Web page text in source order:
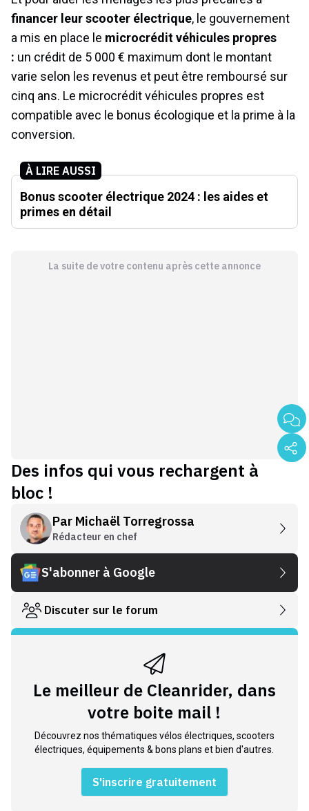
financer leur scooter électrique, le gouvernement
a mis en place le microcrédit véhicules propres
: un crédit de 5 000 € maximum dont le montant
varie selon les revenus et peut être remboursé sur
cinq ans. Le microcrédit véhicules propres est
compatible avec le bonus écologique et la prime à la
conversion.
À LIRE AUSSI
Bonus scooter électrique 2024 : les aides et
primes en détail
La suite de votre contenu après cette annonce
Des infos qui vous rechargent à
bloc !
Par Michaël Torregrossa
Rédacteur en chef
S'abonner à Google
Discuter sur le forum
Le meilleur de Cleanrider, dans
votre boite mail !
Découvrez nos thématiques vélos électriques, scooters
électriques, équipements & bons plans et bien d'autres.
S'inscrire gratuitement